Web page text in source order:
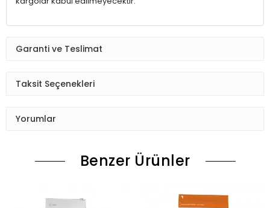
Garanti ve Teslimat
Taksit Seçenekleri
Yorumlar
Benzer Ürünler